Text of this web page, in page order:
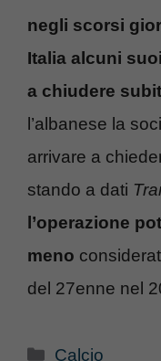
negli scorsi
Italia alcuni
a chiudere
l’albanese la
arrivare a
stando a dati
l’operazione
meno
del 27enne nel
Categorie
Calcio